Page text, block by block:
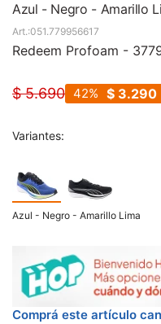
Azul - Negro - Amarillo
051.779956617
Redeem Profoam -
$ 5.690 $ 3.290
42
Variantes:
Azul - Negro - Amarillo Lima
Comprá este artículo